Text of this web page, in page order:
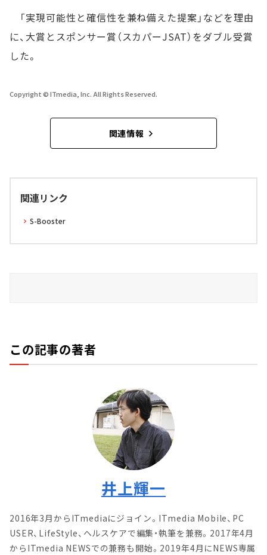
「実現可能性と確信性を兼ね備えた提案」などを理由
に、大賞とスポンサー賞（スカパーJSAT）をダブル受賞
した。
Copyright © ITmedia, Inc. All Rights Reserved.
関連情報
関連リンク
S-Booster
この記事の著者
井上輝一
2016年3月からITmediaにジョイン。ITmedia Mobile、PC
USER、LifeStyle、ヘルスケアで編集・執筆を兼務。2017年4月
からITmedia NEWSでの兼務も開始。2019年4月にNEWS専属